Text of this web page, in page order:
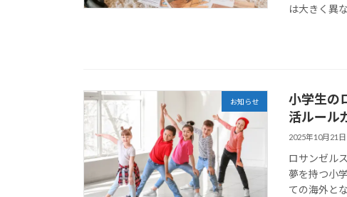
は大きく異
お知らせ
小学生の
活ルール
2025年10月21日
ロサンゼル
夢を持つ小
ての海外と